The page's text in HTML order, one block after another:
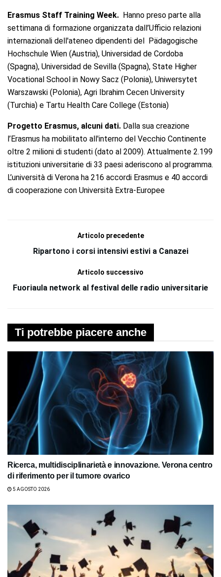
Erasmus Staff Training Week. Hanno preso parte alla
settimana di formazione organizzata dall’Ufficio relazioni
internazionali dell'ateneo dipendenti del Pädagogische
Hochschule Wien (Austria), Universidad de Cordoba
(Spagna), Universidad de Sevilla (Spagna), State Higher
Vocational School in Nowy Sacz (Polonia), Uniwersytet
Warszawski (Polonia), Agri Ibrahim Cecen University
(Turchia) e Tartu Health Care College (Estonia)
Progetto Erasmus, alcuni dati. Dalla sua creazione
l’Erasmus ha mobilitato all'interno del Vecchio Continente
oltre 2 milioni di studenti (dato al 2009). Attualmente 2.199
istituzioni universitarie di 33 paesi aderiscono al programma.
L’università di Verona ha 216 accordi Erasmus e 40 accordi
di cooperazione con Università Extra-Europee
Articolo precedente
Ripartono i corsi intensivi estivi a Canazei
Articolo successivo
Fuoriaula network al festival delle radio universitarie
Ti potrebbe piacere anche
Ricerca, multidisciplinarietà e innovazione. Verona centro
di riferimento per il tumore ovarico
5 AGOSTO 2026